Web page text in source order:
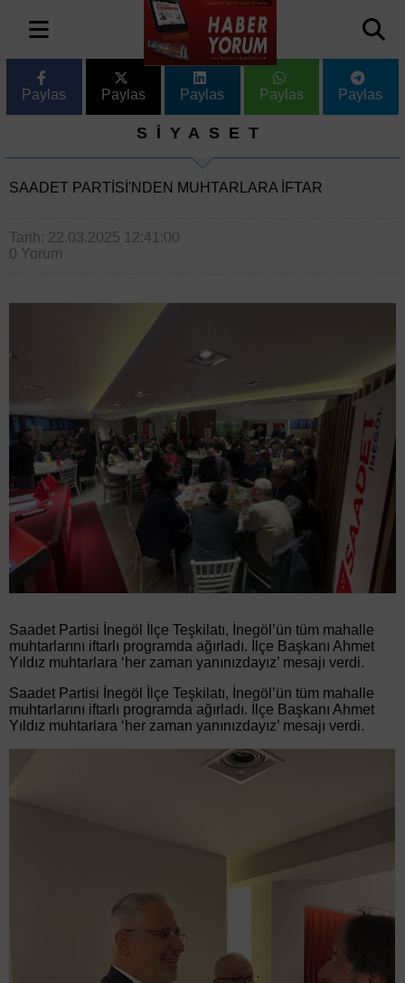
Paylas Paylas Paylas Paylas Paylas
SİYASET
SAADET PARTISI'NDEN MUHTARLARA IFTAR
Tarih: 22.03.2025 12:41:00
0 Yorum
Saadet Partisi İnegöl İlçe Teşkilatı, İnegöl’ün tüm mahalle
muhtarlarını iftarlı programda ağırladı. İlçe Başkanı Ahmet
Yıldız muhtarlara ‘her zaman yanınızdayız’ mesajı verdi.
Saadet Partisi İnegöl İlçe Teşkilatı, İnegöl’ün tüm mahalle
muhtarlarını iftarlı programda ağırladı. İlçe Başkanı Ahmet
Yıldız muhtarlara ‘her zaman yanınızdayız’ mesajı verdi.